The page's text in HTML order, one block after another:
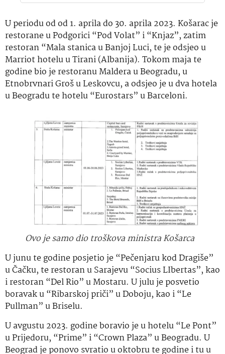
U periodu od od 1. aprila do 30. aprila 2023. Košarac je
restorane u Podgorici “Pod Volat” i “Knjaz”, zatim
restoran “Mala stanica u Banjoj Luci, te je odsjeo u
Marriot hotelu u Tirani (Albanija). Tokom maja te
godine bio je restoranu Maldera u Beogradu, u
Etnobrvnari Groš u Leskovcu, a odsjeo je u dva hotela
u Beogradu te hotelu “Eurostars” u Barceloni.
Ovo je samo dio troškova ministra Košarca
U junu te godine posjetio je “Pečenjaru kod Dragiše”
u Čačku, te restoran u Sarajevu “Socius LIbertas”, kao
i restoran “Del Rio” u Mostaru. U julu je posvetio
boravak u “Ribarskoj priči” u Doboju, kao i “Le
Pullman” u Briselu.
U avgustu 2023. godine boravio je u hotelu “Le Pont”
u Prijedoru, “Prime” i “Crown Plaza” u Beogradu. U
Beograd je ponovo svratio u oktobru te godine i tu u